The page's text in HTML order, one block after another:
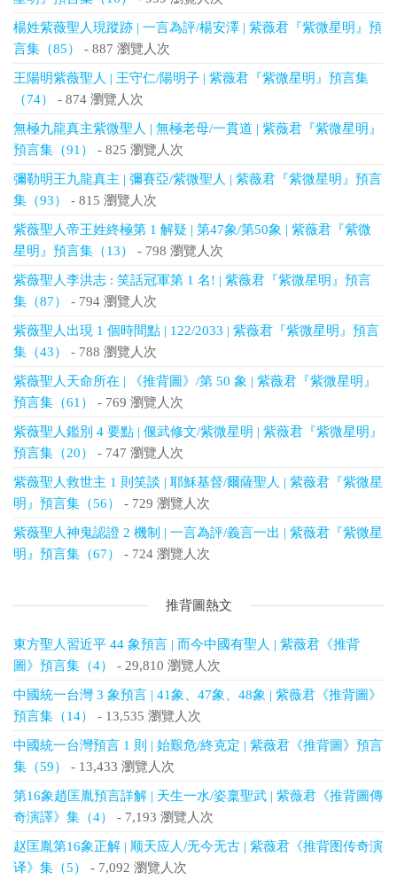
楊姓紫薇聖人現蹤跡 | 一言為評/楊安澤 | 紫薇君『紫微星明』預
言集（85）
- 887 瀏覽人次
王陽明紫薇聖人 | 王守仁/陽明子 | 紫薇君『紫微星明』預言集
（74）
- 874 瀏覽人次
無極九龍真主紫微聖人 | 無極老母/一貫道 | 紫薇君『紫微星明』
預言集（91）
- 825 瀏覽人次
彌勒明王九龍真主 | 彌賽亞/紫微聖人 | 紫薇君『紫微星明』預言
集（93）
- 815 瀏覽人次
紫薇聖人帝王姓終極第 1 解疑 | 第47象/第50象 | 紫薇君『紫微
星明』預言集（13）
- 798 瀏覽人次
紫薇聖人李洪志 : 笑話冠軍第 1 名! | 紫薇君『紫微星明』預言
集（87）
- 794 瀏覽人次
紫薇聖人出現 1 個時間點 | 122/2033 | 紫薇君『紫微星明』預言
集（43）
- 788 瀏覽人次
紫薇聖人天命所在 | 《推背圖》/第 50 象 | 紫薇君『紫微星明』
預言集（61）
- 769 瀏覽人次
紫薇聖人鑑別 4 要點 | 偃武修文/紫微星明 | 紫薇君『紫微星明』
預言集（20）
- 747 瀏覽人次
紫薇聖人救世主 1 則笑談 | 耶穌基督/爾薩聖人 | 紫薇君『紫微星
明』預言集（56）
- 729 瀏覽人次
紫薇聖人神鬼認證 2 機制 | 一言為評/義言一出 | 紫薇君『紫微星
明』預言集（67）
- 724 瀏覽人次
推背圖熱文
東方聖人習近平 44 象預言 | 而今中國有聖人 | 紫薇君《推背
圖》預言集（4）
- 29,810 瀏覽人次
中國統一台灣 3 象預言 | 41象、47象、48象 | 紫薇君《推背圖》
預言集（14）
- 13,535 瀏覽人次
中國統一台灣預言 1 則 | 始艱危/終克定 | 紫薇君《推背圖》預言
集（59）
- 13,433 瀏覽人次
第16象趙匡胤預言詳解 | 天生一水/姿稟聖武 | 紫薇君《推背圖傳
奇演譯》集（4）
- 7,193 瀏覽人次
赵匡胤第16象正解 | 顺天应人/无今无古 | 紫薇君《推背图传奇演
译》集（5）
- 7,092 瀏覽人次